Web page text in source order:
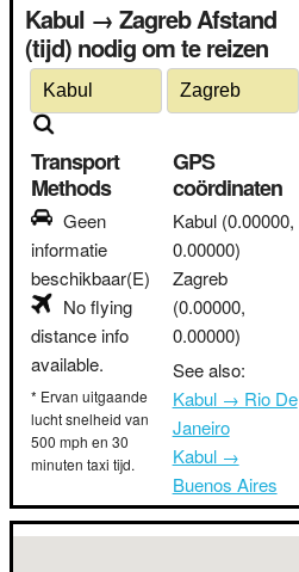
Kabul → Zagreb Afstand
(tijd) nodig om te reizen
Transport
Methods
Geen
informatie
beschikbaar(E)
No flying
distance info
available.
* Ervan uitgaande
lucht snelheid van
500 mph en 30
minuten taxi tijd.
GPS
coördinaten
Kabul (0.00000,
0.00000)
Zagreb
(0.00000,
0.00000)
See also:
Kabul → Rio De
Janeiro
Kabul →
Buenos Aires